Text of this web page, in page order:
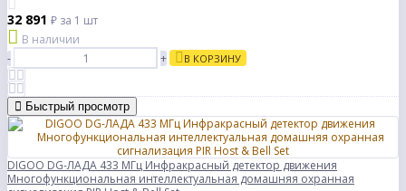
32 891 ₽ за 1 шт
В наличии
-
+ В КОРЗИНУ
Быстрый просмотр
DIGOO DG-ЛАДА 433 МГц Инфракрасный детектор движения
Многофункциональная интеллектуальная домашняя охранная